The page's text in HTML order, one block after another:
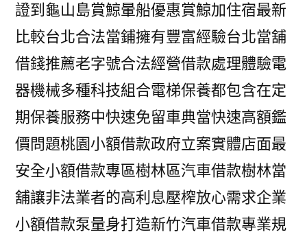
證到龜山島賞鯨暈船優惠賞鯨加住宿最新
比較台北合法當鋪擁有豐富經驗台北當舖
借錢推薦老字號合法經營借款處理體驗電
器機械多種科技組合電梯保養都包含在定
期保養服務中快速免留車典當快速高額鑑
價問題桃園小額借款政府立案實體店面最
安全小額借款專區樹林區汽車借款樹林當
舖讓非法業者的高利息壓榨放心需求企業
小額借款泵量身打造新竹汽車借款專業規